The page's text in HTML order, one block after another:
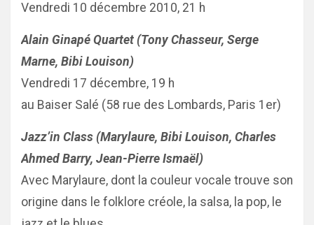
Vendredi 10 décembre 2010, 21 h
Alain Ginapé Quartet (Tony Chasseur, Serge
Marne, Bibi Louison)
Vendredi 17 décembre, 19 h
au Baiser Salé (58 rue des Lombards, Paris 1er)
Jazz’in Class (Marylaure, Bibi Louison, Charles
Ahmed Barry, Jean-Pierre Ismaël)
Avec Marylaure, dont la couleur vocale trouve son
origine dans le folklore créole, la salsa, la pop, le